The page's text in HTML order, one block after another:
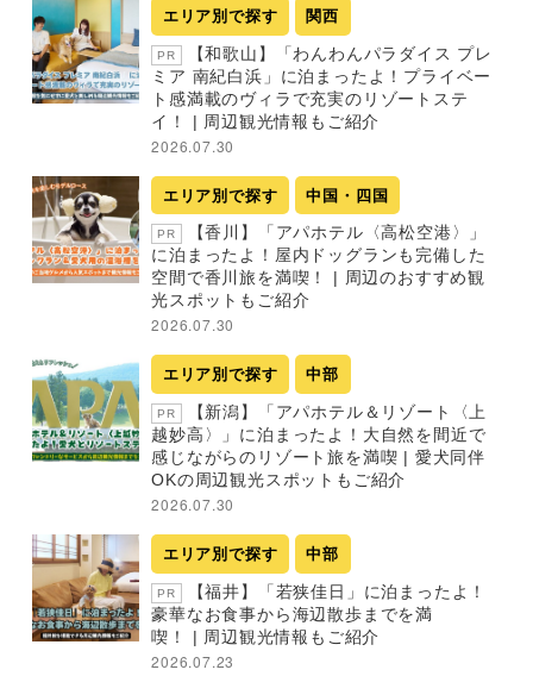
エリア別で探す 関西
PR
【和歌山】「わんわんパラダイス プレ
ミア 南紀白浜」に泊まったよ！プライベー
ト感満載のヴィラで充実のリゾートステ
イ！ | 周辺観光情報もご紹介
2026.07.30
エリア別で探す 中国・四国
PR
【香川】「アパホテル〈高松空港〉」
に泊まったよ！屋内ドッグランも完備した
空間で香川旅を満喫！ | 周辺のおすすめ観
光スポットもご紹介
2026.07.30
エリア別で探す 中部
PR
【新潟】「アパホテル＆リゾート〈上
越妙高〉」に泊まったよ！大自然を間近で
感じながらのリゾート旅を満喫 | 愛犬同伴
OKの周辺観光スポットもご紹介
2026.07.30
エリア別で探す 中部
PR
【福井】「若狭佳日」に泊まったよ！
豪華なお食事から海辺散歩までを満
喫！ | 周辺観光情報もご紹介
2026.07.23